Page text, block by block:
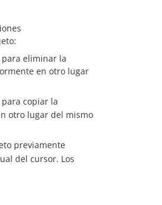
eliminar la
en otro lugar
copiar la
otro lugar del mismo
previamente
del cursor. Los